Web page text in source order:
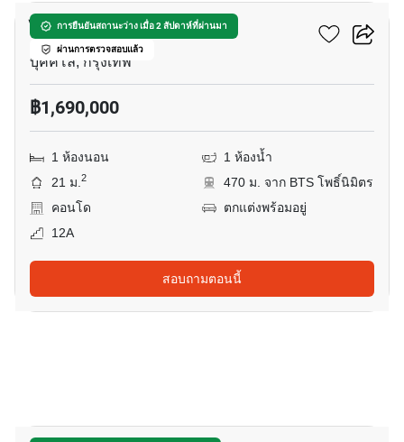
การยืนยันสถานะว่าง เมื่อ 2 สัปดาห์ที่ผ่านมา
ผ่านการตรวจสอบแล้ว
ไอดีโอ สาทร-ท่าพระ
บุคคโล, กรุงเทพ
฿1,690,000
1 ห้องนอน
1 ห้องน้ำ
21 ม.2
470 ม. จาก BTS โพธิ์นิมิตร
คอนโด
ตกแต่งพร้อมอยู่
12A
สอบถามตอนนี้